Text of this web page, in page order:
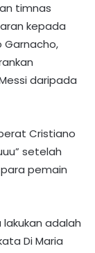
timnas
kepada
Garnacho,
daripada
Cristiano
setelah
pemain
adalah
Di Maria